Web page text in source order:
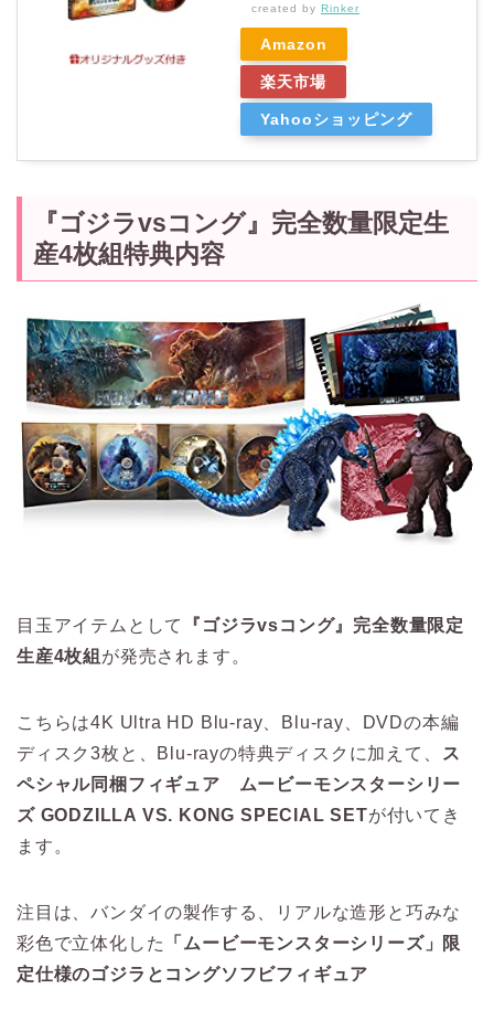
created by Rinker
Amazon
楽天市場
Yahooショッピング
『ゴジラvsコング』完全数量限定生
産4枚組特典内容
目玉アイテムとして
『ゴジラvsコング』完全数量限定
生産4枚組 が発売されます。
こちらは4K Ultra HD Blu-ray、Blu-ray、DVDの本編
ディスク3枚と、Blu-rayの特典ディスクに加えて、
ス
ペシャル同梱フィギュア ムービーモンスターシリー
ズ GODZILLA VS. KONG SPECIAL SETが付いてき
ます。
注目は、バンダイの製作する、リアルな造形と巧みな
彩色で立体化した
「ムービーモンスターシリーズ」限
定仕様のゴジラとコングソフビフィギュア